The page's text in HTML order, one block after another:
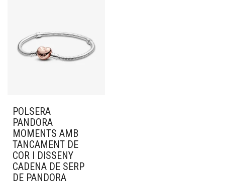
POLSERA
PANDORA
MOMENTS AMB
TANCAMENT DE
COR I DISSENY
CADENA DE SERP
DE PANDORA